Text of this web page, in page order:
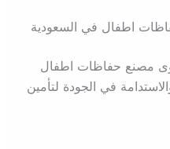
اطفال في السعودية
مصنع حفاظات اطفال
في الجودة لتأمين